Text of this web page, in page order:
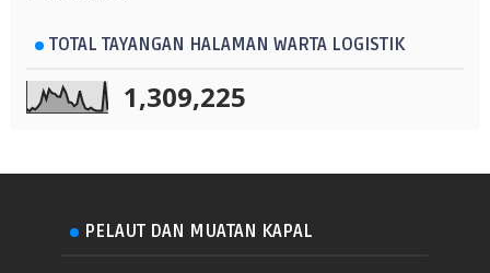
TOTAL TAYANGAN HALAMAN WARTA LOGISTIK
1,309,225
PELAUT DAN MUATAN KAPAL